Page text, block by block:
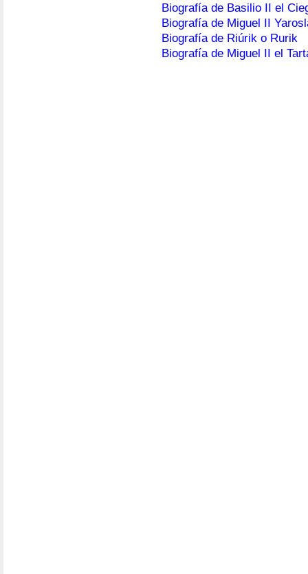
Biografía de Basilio II el
Biografía de Miguel II
Biografía de Riúrik o Rurik
Biografía de Miguel II el